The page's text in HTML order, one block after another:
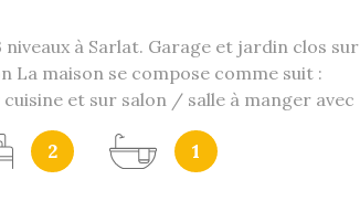
niveaux à Sarlat. Garage et jardin clos sur
La maison se compose comme suit :
et sur salon / salle à manger avec
et le jardin. A l'étage, 1 Salle de bains et 2
superieur, combles aménageables.
accompagner en cas de montage financier
2 1